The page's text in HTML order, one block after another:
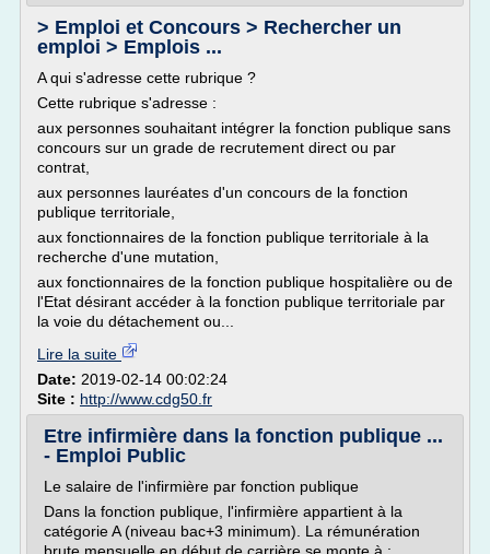
> Emploi et Concours > Rechercher un
emploi > Emplois ...
A qui s'adresse cette rubrique ?
Cette rubrique s'adresse :
aux personnes souhaitant intégrer la fonction publique sans
concours sur un grade de recrutement direct ou par
contrat,
aux personnes lauréates d'un concours de la fonction
publique territoriale,
aux fonctionnaires de la fonction publique territoriale à la
recherche d'une mutation,
aux fonctionnaires de la fonction publique hospitalière ou de
l'Etat désirant accéder à la fonction publique territoriale par
la voie du détachement ou...
Lire la suite
Date: 2019-02-14 00:02:24
Site : http://www.cdg50.fr
Etre infirmière dans la fonction publique ...
- Emploi Public
Le salaire de l'infirmière par fonction publique
Dans la fonction publique, l'infirmière appartient à la
catégorie A (niveau bac+3 minimum). La rémunération